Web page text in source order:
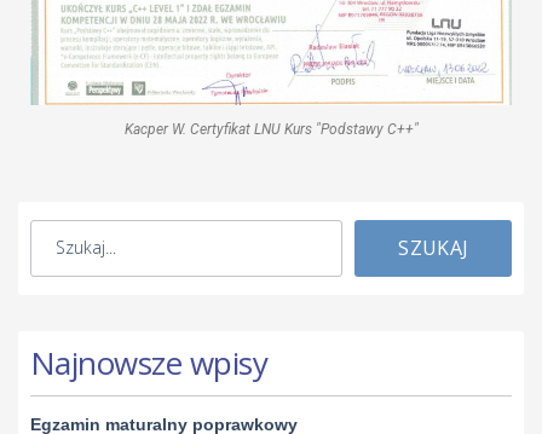
Kacper W. Certyfikat LNU Kurs "Podstawy C++"
SZUKAJ
Najnowsze wpisy
Egzamin maturalny poprawkowy